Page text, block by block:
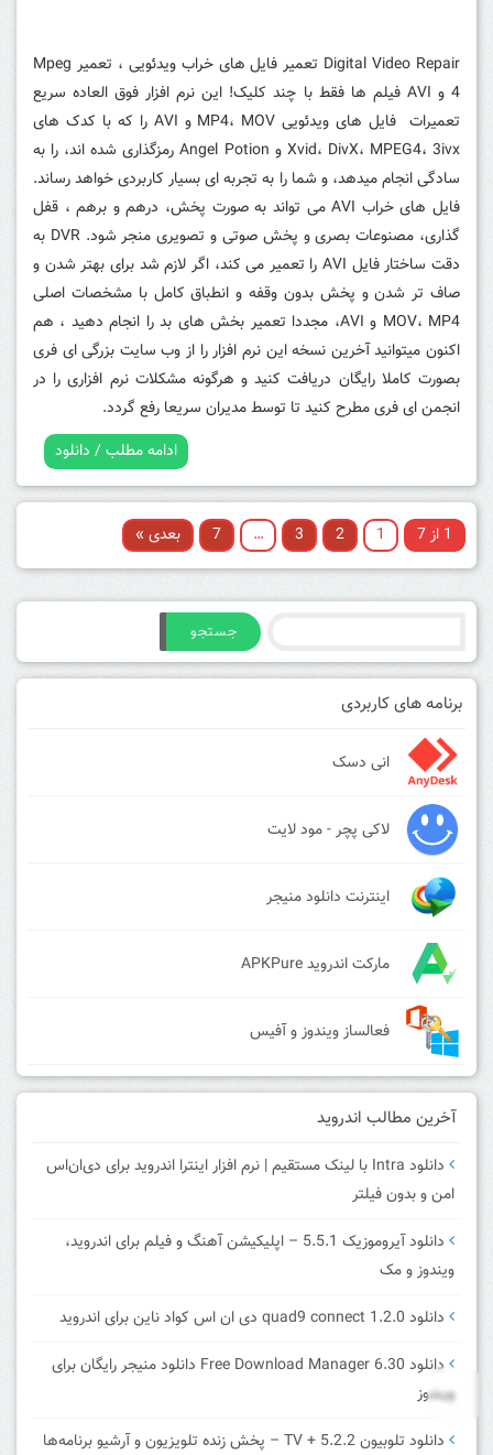
Digital Video Repair تعمیر فایل های خراب ویدئویی ، تعمیر Mpeg
4 و AVI فیلم ها فقط با چند کلیک! این نرم افزار فوق العاده سریع
تعمیرات فایل های ویدئویی MP4، MOV و AVI را که با کدک های
Xvid، DivX، MPEG4، 3ivx و Angel Potion رمزگذاری شده اند، را به
سادگی انجام میدهد، و شما را به تجربه ای بسیار کاربردی خواهد رساند.
فایل های خراب AVI می تواند به صورت پخش، درهم و برهم ، قفل
گذاری، مصنوعات بصری و پخش صوتی و تصویری منجر شود. DVR به
دقت ساختار فایل AVI را تعمیر می کند، اگر لازم شد برای بهتر شدن و
صاف تر شدن و پخش بدون وقفه و انطباق کامل با مشخصات اصلی
MOV، MP4 و AVI، مجددا تعمیر بخش های بد را انجام دهید ، هم
اکنون میتوانید آخرین نسخه این نرم افزار را از وب سایت بزرگی ای فری
بصورت کاملا رایگان دریافت کنید و هرگونه مشکلات نرم افزاری را در
انجمن ای فری مطرح کنید تا توسط مدیران سریعا رفع گردد.
ادامه مطلب / دانلود
1 از 7 1
2
3
…
7 بعدی »
جستجو
برنامه های کاربردی
انی دسک
لاکی پچر - مود لایت
اینترنت دانلود منیجر
مارکت اندروید APKPure
فعالساز ویندوز و آفیس
آخرین مطالب اندروید
دانلود Intra با لینک مستقیم | نرم افزار اینترا اندروید برای دی‌ان‌اس
امن و بدون فیلتر
دانلود آیروموزیک 5.5.1 – اپلیکیشن آهنگ و فیلم برای اندروید،
ویندوز و مک
دانلود quad9 connect 1.2.0 دی ان اس کواد ناین برای اندروید
دانلود Free Download Manager 6.30 دانلود منیجر رایگان برای
ویندوز
دانلود تلوبیون 5.2.2 + TV – پخش زنده تلویزیون و آرشیو برنامه‌ها